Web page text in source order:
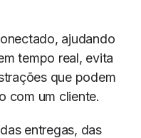
ajudando
tempo real, evita
que podem
com um cliente.
entregas, das